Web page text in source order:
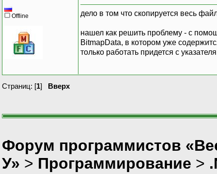
Offline дело в том что скопируется весь
нашел как решить проблему - с
BitmapData, в котором уже
только работать придется с
Страниц: [1] Вверх
Форум программистов
У» > Программирование >